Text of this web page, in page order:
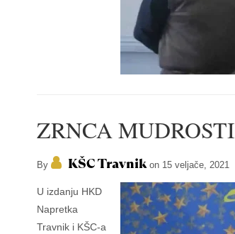
ZRNCA MUDROSTI
By KŠC Travnikon 15 veljače, 2021
U izdanju HKD
Napretka
Travnik i KŠC-a